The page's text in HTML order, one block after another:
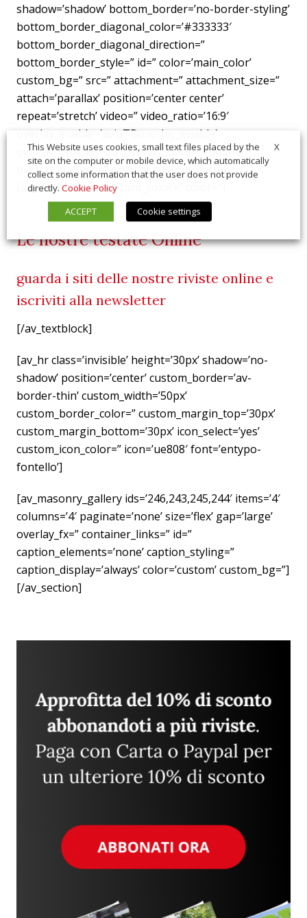
shadow=’shadow’ bottom_border=’no-border-styling’
bottom_border_diagonal_color=’#333333′
bottom_border_diagonal_direction=”
bottom_border_style=” id=” color=’main_color’
custom_bg=” src=” attachment=” attachment_size=”
attach=’parallax’ position=’center center’
repeat=’stretch’ video=” video_ratio=’16:9′
overlay_enable=’aviaTBoverlay_enable’
overlay_opacity=’0.3′ overlay_color=’#dbdbdb’
overlay_pattern=” overlay_custom_pattern=”]
[av_textblock size=” font_color=” color=”]
Le nostre testate Online
guarda i siti delle nostre riviste online e
iscriviti alla newsletter
[/av_textblock]
[av_hr class=’invisible’ height=’30px’ shadow=’no-
shadow’ position=’center’ custom_border=’av-
border-thin’ custom_width=’50px’
custom_border_color=” custom_margin_top=’30px’
custom_margin_bottom=’30px’ icon_select=’yes’
custom_icon_color=” icon=’ue808′ font=’entypo-
fontello’]
[av_masonry_gallery ids=’246,243,245,244′ items=’4′
columns=’4′ paginate=’none’ size=’flex’ gap=’large’
overlay_fx=” container_links=” id=”
caption_elements=’none’ caption_styling=”
caption_display=’always’ color=’custom’ custom_bg=”]
[/av_section]
X
This Website uses cookies, small text files placed by the
site on the computer or mobile device, which automatically
collect some information that the user does not provide
directly. Cookie Policy
ACCEPT
Cookie settings